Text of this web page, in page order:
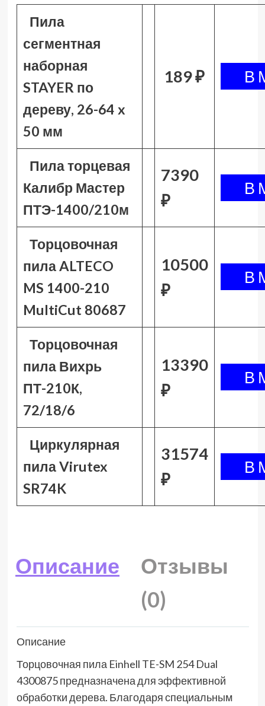
Пила
сегментная
наборная
STAYER по
дереву, 26-64 x
50 мм
189 ₽
Пила торцевая
Калибр Мастер
ПТЭ-1400/210м
7390
₽
Торцовочная
пила ALTECO
MS 1400-210
MultiCut 80687
10500
₽
Торцовочная
пила Вихрь
ПТ-210К,
72/18/6
13390
₽
Циркулярная
пила Virutex
SR74K
31574
₽
Описание
Отзывы
(0)
Описание
Торцовочная пила Einhell TE-SM 254 Dual
4300875 предназначена для эффективной
обработки дерева. Благодаря специальным